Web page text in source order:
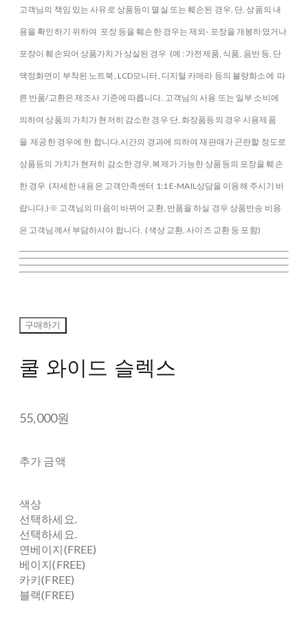
고객님의 책임 있는 사유로 상품등이 멸실 또는 훼손된 경우. 단, 상품의 내
용을 확인하기 위하여 포장 등을 훼손한 경우는 제외- 포장을 개봉하였거나
포장이 훼손되어 상품가치가 상실된 경우 (예 : 가전제품, 식품, 음반 등, 단
액정화면이 부착된 노트북, LCD모니터, 디지털 카메라 등의 불량화소에 따
른 반품/교환은 제조사 기준에 따릅니다. 고객님의 사용 또는 일부 소비에
의하여 상품의 가치가 현저히 감소한 경우 단, 화장품등의 경우 시용제품
을 제공한 경우에 한 합니다.시간의 경과에 의하여 재판매가 곤란할 정도로
상품등의 가치가 현저히 감소한 경우,복제가 가능한 상품등의 포장을 훼손
한 경우 (자세한 내용은 고객만족센터 1:1 E-MAIL상담을 이용해 주시기 바
랍니다.)※ 고객님의 마음이 바뀌어 교환, 반품을 하실 경우 상품반송 비용
은 고객님께서 부담하셔야 합니다. (색상 교환, 사이즈 교환 등 포함)
구매하기
쿨 와이드 슬렉스
55,000원
추가 금액
색상
선택하세요.
선택하세요.
연베이지(FREE)
베이지(FREE)
카키(FREE)
블랙(FREE)